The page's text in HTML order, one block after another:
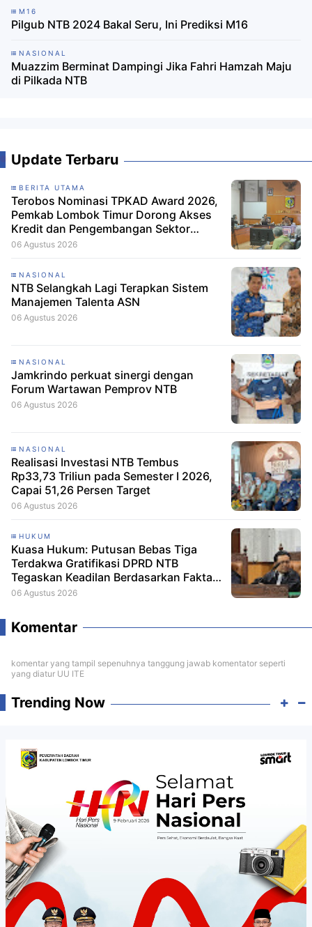
M16
Pilgub NTB 2024 Bakal Seru, Ini Prediksi M16
NASIONAL
Muazzim Berminat Dampingi Jika Fahri Hamzah Maju
di Pilkada NTB
Update Terbaru
BERITA UTAMA
Terobos Nominasi TPKAD Award 2026,
Pemkab Lombok Timur Dorong Akses
Kredit dan Pengembangan Sektor
Porang
06 Agustus 2026
NASIONAL
NTB Selangkah Lagi Terapkan Sistem
Manajemen Talenta ASN
06 Agustus 2026
NASIONAL
Jamkrindo perkuat sinergi dengan
Forum Wartawan Pemprov NTB
06 Agustus 2026
NASIONAL
Realisasi Investasi NTB Tembus
Rp33,73 Triliun pada Semester I 2026,
Capai 51,26 Persen Target
06 Agustus 2026
HUKUM
Kuasa Hukum: Putusan Bebas Tiga
Terdakwa Gratifikasi DPRD NTB
Tegaskan Keadilan Berdasarkan Fakta
Persidangan
06 Agustus 2026
Komentar
komentar yang tampil sepenuhnya tanggung jawab komentator seperti
yang diatur UU ITE
Trending Now